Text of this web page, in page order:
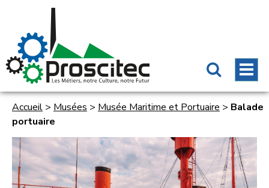
Accueil > Musées > Musée Maritime et Portuaire > Balade
portuaire